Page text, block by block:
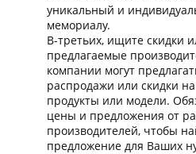
уникальный и
мемориалу.
В-третьих, ищите скидки
предлагаемые
компании могут
распродажи или скидки
продукты или модели.
цены и предложения от
производителей, чтобы
предложение для Ваших